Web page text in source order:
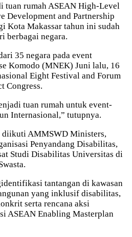
tuan rumah ASEAN High-Level
Development and Partnership
Kota Makassar tahun ini sudah
berbagai negara.
35 negara pada event
Komodo (MNEK) Juni lalu, 16
Eight Festival and Forum
Congress.
tuan rumah untuk event-
Internasional,” tutupnya.
AMMSWD Ministers,
Penyandang Disabilitas,
Studi Disabilitas Universitas di
tantangan di kawasan
yang inklusif disabilitas,
serta rencana aksi
ASEAN Enabling Masterplan